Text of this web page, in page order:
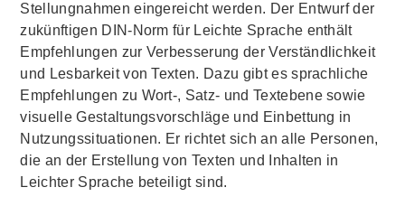
Stellungnahmen eingereicht werden. Der Entwurf der
zukünftigen DIN-Norm für Leichte Sprache enthält
Empfehlungen zur Verbesserung der Verständlichkeit
und Lesbarkeit von Texten. Dazu gibt es sprachliche
Empfehlungen zu Wort-, Satz- und Textebene sowie
visuelle Gestaltungsvorschläge und Einbettung in
Nutzungssituationen. Er richtet sich an alle Personen,
die an der Erstellung von Texten und Inhalten in
Leichter Sprache beteiligt sind.